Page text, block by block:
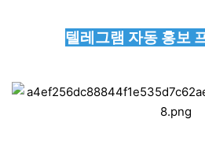
텔레그램 자동 홍보